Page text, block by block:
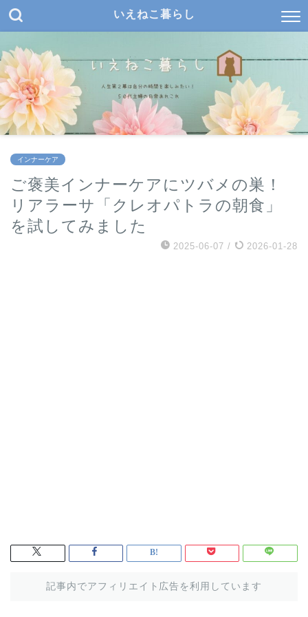
いえねこ暮らし
インナーケア
ご褒美インナーケアにツバメの巣！
リアラーサ「クレオパトラの朝食」
を試してみました
2025-06-07 / 2026-01-28
記事内でアフィリエイト広告を利用しています